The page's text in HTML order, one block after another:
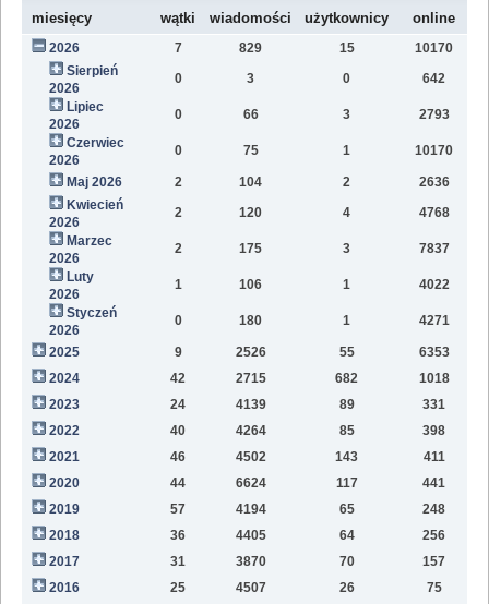
miesięcy
wątki
wiadomości
użytkownicy
online
2026 7 829 15 10170
Sierpień
2026
0 3 0 642
Lipiec
2026
0 66 3 2793
Czerwiec
2026
0 75 1 10170
Maj 2026 2 104 2 2636
Kwiecień
2026
2 120 4 4768
Marzec
2026
2 175 3 7837
Luty
2026
1 106 1 4022
Styczeń
2026
0 180 1 4271
2025 9 2526 55 6353
2024
42 2715 682 1018
2023
24 4139 89 331
2022
40 4264 85 398
2021
46 4502 143 411
2020
44 6624 117 441
2019
57 4194 65 248
2018
36 4405 64 256
2017
31 3870 70
157
2016
25 4507 26
75